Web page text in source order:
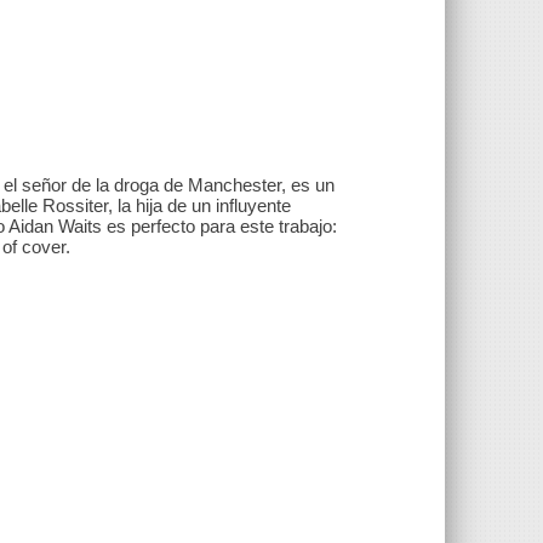
señor de la droga de Manchester, es un
Rossiter, la hija de un influyente
Waits es perfecto para este trabajo:
cover.